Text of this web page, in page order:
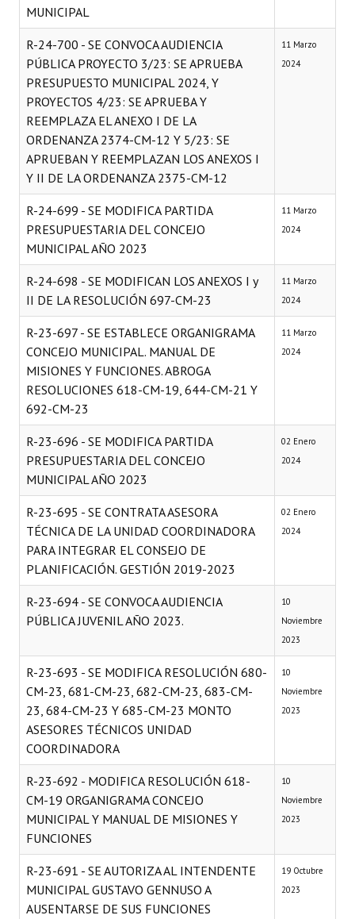
MUNICIPAL
R-24-700 - SE CONVOCA AUDIENCIA
PÚBLICA PROYECTO 3/23: SE APRUEBA
PRESUPUESTO MUNICIPAL 2024, Y
PROYECTOS 4/23: SE APRUEBA Y
REEMPLAZA EL ANEXO I DE LA
ORDENANZA 2374-CM-12 Y 5/23: SE
APRUEBAN Y REEMPLAZAN LOS ANEXOS I
Y II DE LA ORDENANZA 2375-CM-12
11 Marzo
2024
R-24-699 - SE MODIFICA PARTIDA
PRESUPUESTARIA DEL CONCEJO
MUNICIPAL AÑO 2023
11 Marzo
2024
R-24-698 - SE MODIFICAN LOS ANEXOS I y
II DE LA RESOLUCIÓN 697-CM-23
11 Marzo
2024
R-23-697 - SE ESTABLECE ORGANIGRAMA
CONCEJO MUNICIPAL. MANUAL DE
MISIONES Y FUNCIONES. ABROGA
RESOLUCIONES 618-CM-19, 644-CM-21 Y
692-CM-23
11 Marzo
2024
R-23-696 - SE MODIFICA PARTIDA
PRESUPUESTARIA DEL CONCEJO
MUNICIPAL AÑO 2023
02 Enero
2024
R-23-695 - SE CONTRATA ASESORA
TÉCNICA DE LA UNIDAD COORDINADORA
PARA INTEGRAR EL CONSEJO DE
PLANIFICACIÓN. GESTIÓN 2019-2023
02 Enero
2024
R-23-694 - SE CONVOCA AUDIENCIA
PÚBLICA JUVENIL AÑO 2023.
10
Noviembre
2023
R-23-693 - SE MODIFICA RESOLUCIÓN 680-
CM-23, 681-CM-23, 682-CM-23, 683-CM-
23, 684-CM-23 Y 685-CM-23 MONTO
ASESORES TÉCNICOS UNIDAD
COORDINADORA
10
Noviembre
2023
R-23-692 - MODIFICA RESOLUCIÓN 618-
CM-19 ORGANIGRAMA CONCEJO
MUNICIPAL Y MANUAL DE MISIONES Y
FUNCIONES
10
Noviembre
2023
R-23-691 - SE AUTORIZA AL INTENDENTE
MUNICIPAL GUSTAVO GENNUSO A
AUSENTARSE DE SUS FUNCIONES
19 Octubre
2023